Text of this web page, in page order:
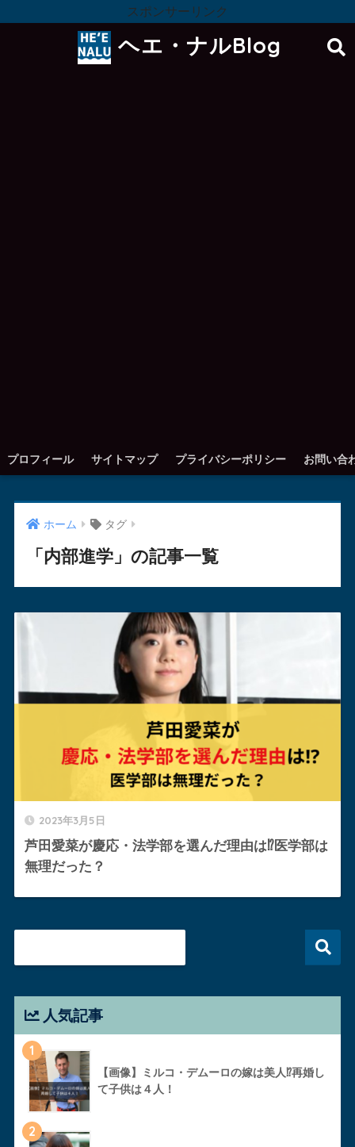
スポンサーリンク
ヘエ・ナルBlog
プロフィール サイトマップ プライバシーポリシー お問い合
ホーム タグ
「内部進学」の記事一覧
2023年3月5日
芦田愛菜が慶応・法学部を選んだ理由は⁉︎医学部は
無理だった？
人気記事
1
【画像】ミルコ・デムーロの嫁は美人⁉︎再婚し
て子供は４人！
2